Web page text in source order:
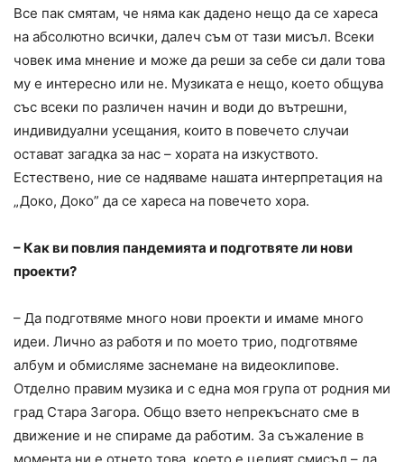
Все пак смятам, че няма как дадено нещо да се хареса
на абсолютно всички, далеч съм от тази мисъл. Всеки
човек има мнение и може да реши за себе си дали това
му е интересно или не. Музиката е нещо, което общува
със всеки по различен начин и води до вътрешни,
индивидуални усещания, които в повечето случаи
остават загадка за нас – хората на изкуството.
Естествено, ние се надяваме нашата интерпретация на
„Доко, Доко” да се хареса на повечето хора.
– Как ви повлия пандемията и подготвяте ли нови
проекти?
– Да подготвяме много нови проекти и имаме много
идеи. Лично аз работя и по моето трио, подготвяме
албум и обмисляме заснемане на видеоклипове.
Отделно правим музика и с една моя група от родния ми
град Стара Загора. Общо взето непрекъснато сме в
движение и не спираме да работим. За съжаление в